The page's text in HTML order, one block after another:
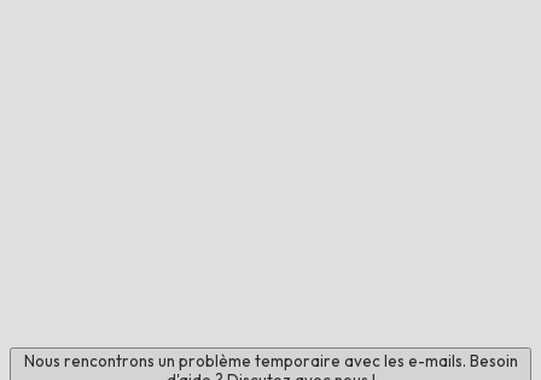
Nous rencontrons un problème temporaire avec les e-mails. Besoin